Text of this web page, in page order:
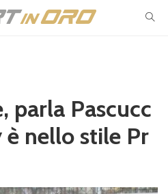
parla Pascucc
è nello stile Pr